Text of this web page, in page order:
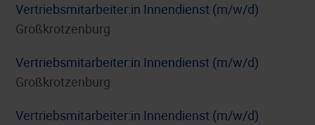
Vertriebsmitarbeiter:in Innendienst (m/w/d)
Großkrotzenburg
Vertriebsmitarbeiter:in Innendienst (m/w/d)
Großkrotzenburg
Vertriebsmitarbeiter:in Innendienst (m/w/d)